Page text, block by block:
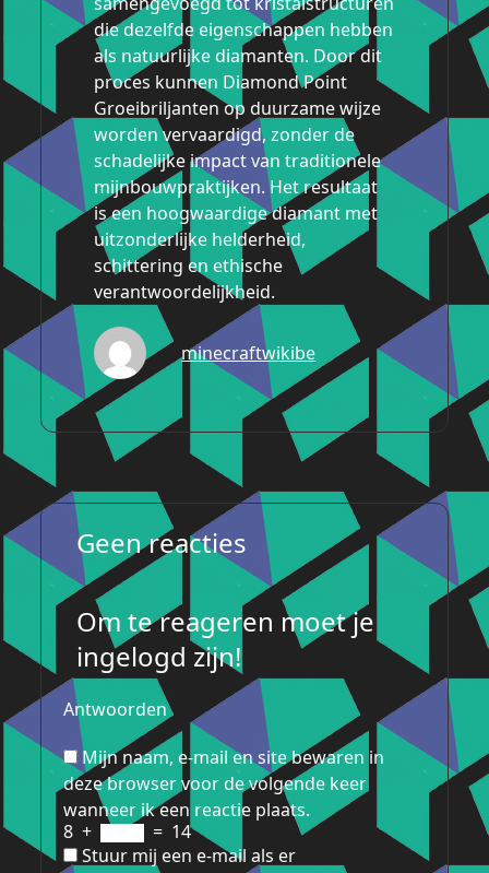
die dezelfde eigenschappen hebben
als natuurlijke diamanten. Door dit
proces kunnen Diamond Point
Groeibriljanten op duurzame wijze
worden vervaardigd, zonder de
schadelijke impact van traditionele
mijnbouwpraktijken. Het resultaat
is een hoogwaardige diamant met
uitzonderlijke helderheid,
schittering en ethische
verantwoordelijkheid.
minecraftwikibe
Geen reacties
Om te reageren moet je
ingelogd zijn!
Antwoorden
Mijn naam, e-mail en site bewaren in
deze browser voor de volgende keer
wanneer ik een reactie plaats.
8 + = 14
Stuur mij een e-mail als er